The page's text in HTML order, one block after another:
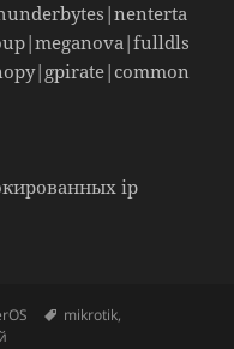
ip
Метки
mikrotik,